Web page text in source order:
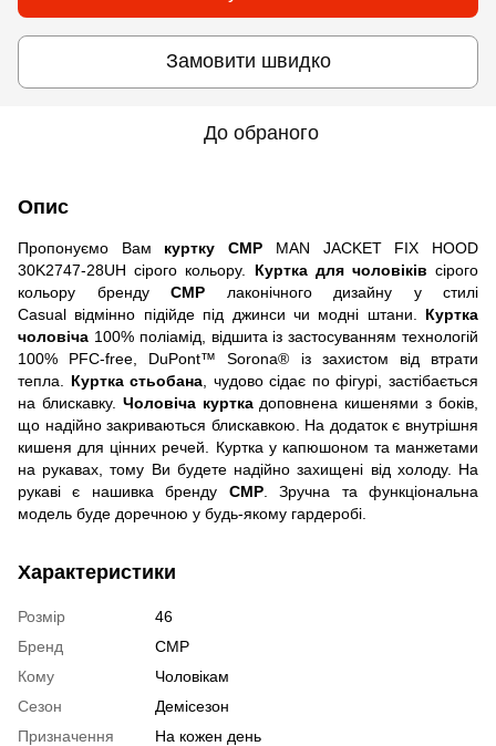
Замовити швидко
До обраного
Опис
Пропонуємо Вам куртку CMP MAN JACKET FIX HOOD
30K2747-28UH сірого кольору. Куртка для чоловіків сірого
кольору бренду CMP лаконічного дизайну у стилі
Casual відмінно підійде під джинси чи модні штани. Куртка
чоловіча 100% поліамід, відшита із застосуванням технологій
100% PFC-free, DuPont™ Sorona® із захистом від втрати
тепла. Куртка стьобана , чудово сідає по фігурі, застібається
на блискавку. Чоловіча курткадоповнена кишенями з боків,
що надійно закриваються блискавкою. На додаток є внутрішня
кишеня для цінних речей. Куртка у капюшоном та манжетами
на рукавах, тому Ви будете надійно захищені від холоду. На
рукаві є нашивка бренду CMP. Зручна та функціональна
модель буде доречною у будь-якому гардеробі.
Характеристики
Розмір
46
Бренд
CMP
Кому
Чоловікам
Сезон
Демісезон
Призначення
На кожен день